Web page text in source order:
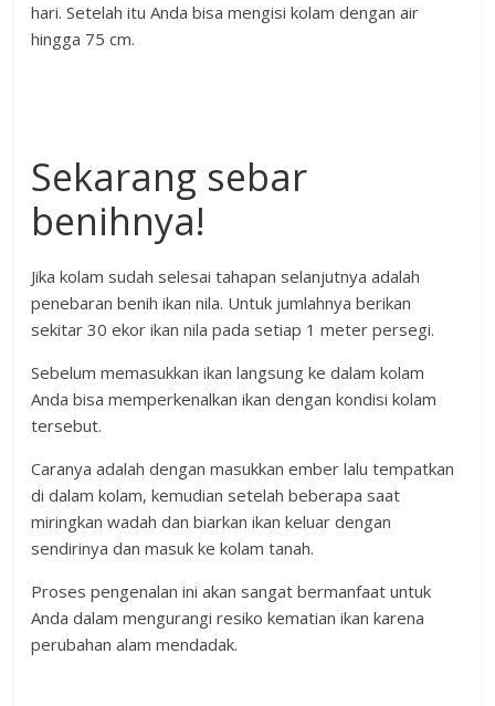
hari. Setelah itu Anda bisa mengisi kolam dengan air
hingga 75 cm.
Sekarang sebar
benihnya!
Jika kolam sudah selesai tahapan selanjutnya adalah
penebaran benih ikan nila. Untuk jumlahnya berikan
sekitar 30 ekor ikan nila pada setiap 1 meter persegi.
Sebelum memasukkan ikan langsung ke dalam kolam
Anda bisa memperkenalkan ikan dengan kondisi kolam
tersebut.
Caranya adalah dengan masukkan ember lalu tempatkan
di dalam kolam, kemudian setelah beberapa saat
miringkan wadah dan biarkan ikan keluar dengan
sendirinya dan masuk ke kolam tanah.
Proses pengenalan ini akan sangat bermanfaat untuk
Anda dalam mengurangi resiko kematian ikan karena
perubahan alam mendadak.